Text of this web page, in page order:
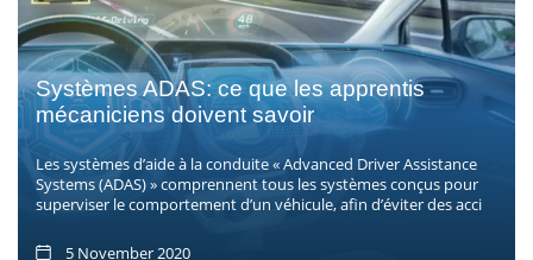
Systèmes ADAS: ce que les apprentis
mécaniciens doivent savoir
Les systèmes d’aide à la conduite « Advanced Driver Assistance
Systems (ADAS) » comprennent tous les systèmes conçus pour
superviser le comportement d’un véhicule, afin d’éviter des acci
5 November 2020